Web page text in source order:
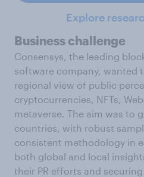
Explore
Business challenge
Consensys, the leading
software company, wanted
regional view of public
cryptocurrencies, NFTs,
metaverse. The aim was to
countries, with robust
consistent methodology in
both global and local
their PR efforts and